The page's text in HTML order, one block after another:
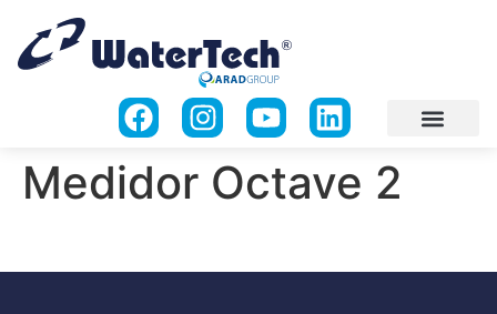
Medidor Octave 2